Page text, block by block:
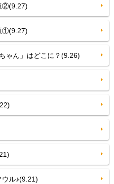
②(9.27)
①(9.27)
ん」はどこに？(9.26)
ル♪(9.21)